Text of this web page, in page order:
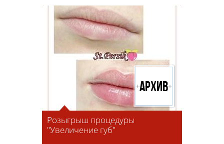
Розыгрыш процедуры
"Увеличение губ"
Архив